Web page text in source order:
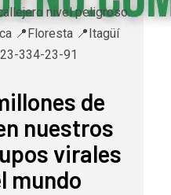
nivel peligroso.
📍Floresta 📍Itagüí
334-23-91
de
nuestros
virales
mundo